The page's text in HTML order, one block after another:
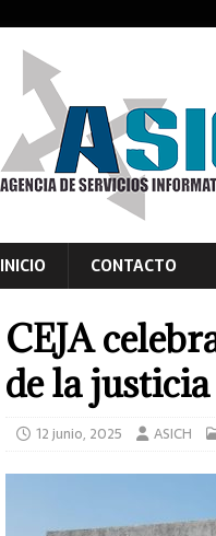
INICIO CONTACTO
CEJA
de la
12 junio, 2025 ASICH